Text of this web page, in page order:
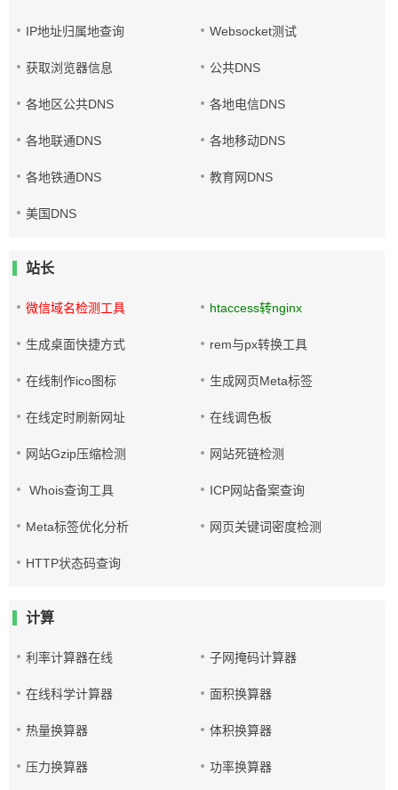
IP地址归属地查询 Websocket测试
获取浏览器信息 公共DNS
各地区公共DNS 各地电信DNS
各地联通DNS 各地移动DNS
各地铁通DNS 教育网DNS
美国DNS
站长
微信域名检测工具 htaccess转nginx
生成桌面快捷方式 rem与px转换工具
在线制作ico图标 生成网页Meta标签
在线定时刷新网址 在线调色板
网站Gzip压缩检测 网站死链检测
Whois查询工具 ICP网站备案查询
Meta标签优化分析 网页关键词密度检测
HTTP状态码查询
计算
利率计算器在线 子网掩码计算器
在线科学计算器 面积换算器
热量换算器 体积换算器
压力换算器 功率换算器